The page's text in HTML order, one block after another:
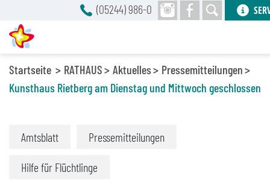
Startseite RATHAUS Aktuelles
Pressemitteilungen
Kunsthaus Rietberg am Dienstag und Mittwoch geschlossen
Amtsblatt Pressemitteilungen
Hilfe für Flüchtlinge
(05244) 986-0